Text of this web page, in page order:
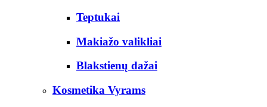
Teptukai
Makiažo valikliai
Blakstienų dažai
Kosmetika Vyrams